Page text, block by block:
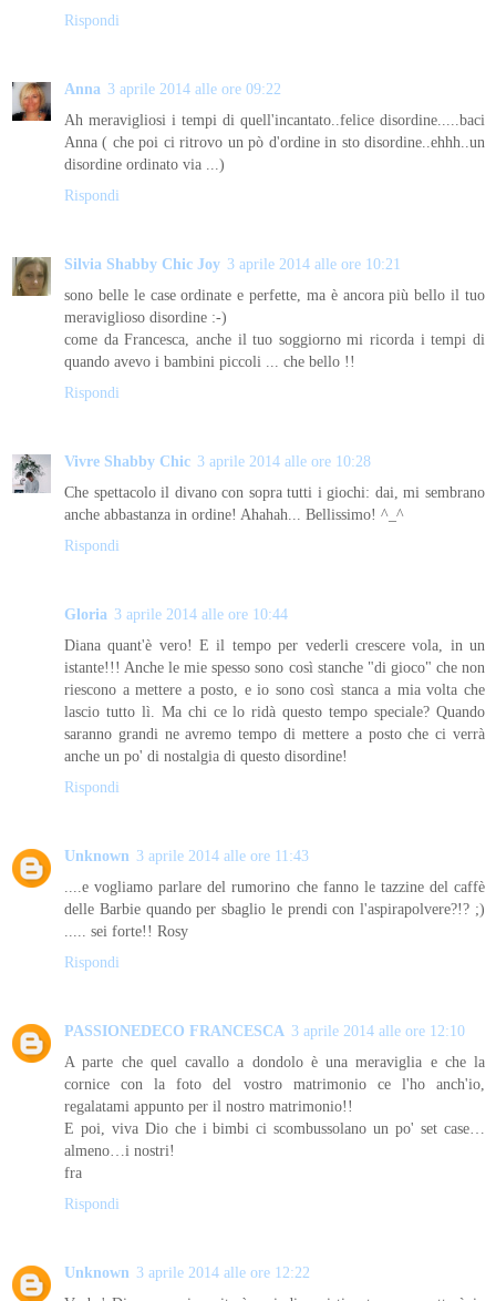
Rispondi
Anna 3 aprile 2014 alle ore 09:22
Ah meravigliosi i tempi di quell'incantato..felice disordine.....baci
Anna ( che poi ci ritrovo un pò d'ordine in sto disordine..ehhh..un
disordine ordinato via ...)
Rispondi
Silvia Shabby Chic Joy 3 aprile 2014 alle ore 10:21
sono belle le case ordinate e perfette, ma è ancora più bello il tuo
meraviglioso disordine :-)
come da Francesca, anche il tuo soggiorno mi ricorda i tempi di
quando avevo i bambini piccoli ... che bello !!
Rispondi
Vivre Shabby Chic 3 aprile 2014 alle ore 10:28
Che spettacolo il divano con sopra tutti i giochi: dai, mi sembrano
anche abbastanza in ordine! Ahahah... Bellissimo! ^_^
Rispondi
Gloria 3 aprile 2014 alle ore 10:44
Diana quant'è vero! E il tempo per vederli crescere vola, in un
istante!!! Anche le mie spesso sono così stanche "di gioco" che non
riescono a mettere a posto, e io sono così stanca a mia volta che
lascio tutto lì. Ma chi ce lo ridà questo tempo speciale? Quando
saranno grandi ne avremo tempo di mettere a posto che ci verrà
anche un po' di nostalgia di questo disordine!
Rispondi
Unknown 3 aprile 2014 alle ore 11:43
....e vogliamo parlare del rumorino che fanno le tazzine del caffè
delle Barbie quando per sbaglio le prendi con l'aspirapolvere?!? ;)
..... sei forte!! Rosy
Rispondi
PASSIONEDECO FRANCESCA 3 aprile 2014 alle ore 12:10
A parte che quel cavallo a dondolo è una meraviglia e che la
cornice con la foto del vostro matrimonio ce l'ho anch'io,
regalatami appunto per il nostro matrimonio!!
E poi, viva Dio che i bimbi ci scombussolano un po' set case…
almeno…i nostri!
fra
Rispondi
Unknown 3 aprile 2014 alle ore 12:22